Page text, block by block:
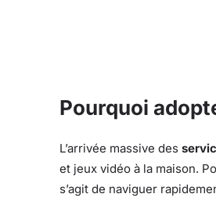
Pourquoi
L’arrivée massive des
et jeux vidéo à la maison.
s’agit de naviguer